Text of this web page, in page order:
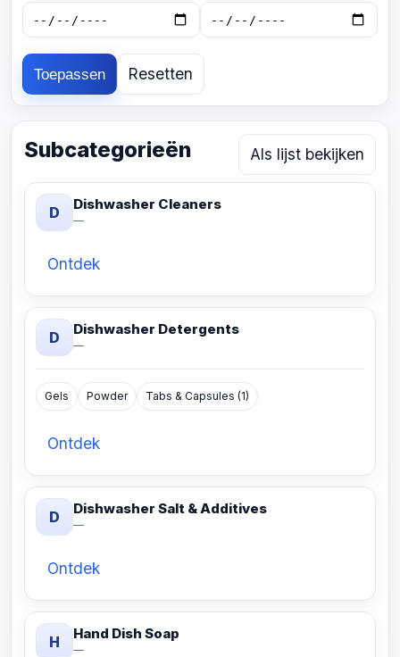
Toepassen Resetten
Subcategorieën Als lijst bekijken
D Dishwasher Cleaners
—
Ontdek
D Dishwasher Detergents
—
Gels Powder Tabs & Capsules (1)
Ontdek
D Dishwasher Salt & Additives
—
Ontdek
H Hand Dish Soap
—